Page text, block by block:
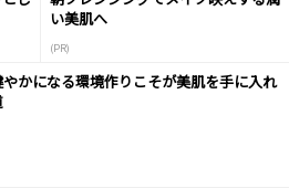
い美肌へ
(PR)
やかになる環境作りこそが美肌を手に入れ